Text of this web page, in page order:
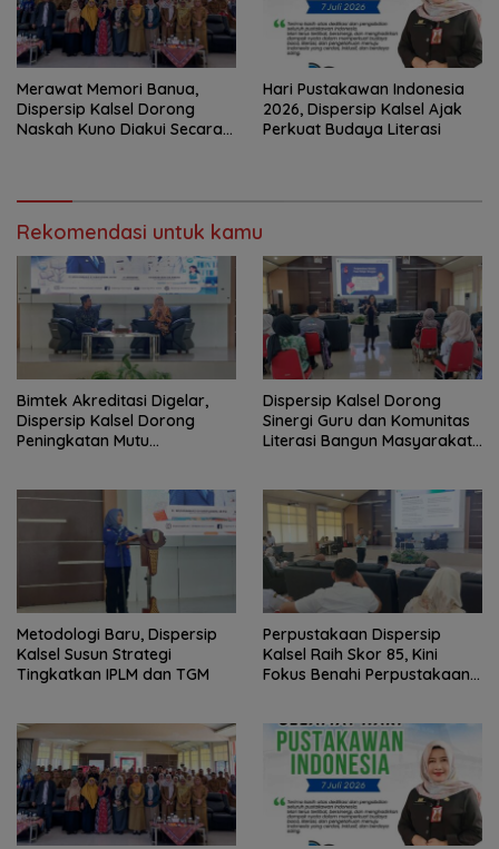
Merawat Memori Banua,
Dispersip Kalsel Dorong
Naskah Kuno Diakui Secara
Hari Pustakawan Indonesia
2026, Dispersip Kalsel Ajak
Perkuat Budaya Literasi
Rekomendasi untuk kamu
Bimtek Akreditasi Digelar,
Dispersip Kalsel Dorong
Peningkatan Mutu
Dispersip Kalsel Dorong
Sinergi Guru dan Komunitas
Literasi Bangun Masyarakat
Metodologi Baru, Dispersip
Kalsel Susun Strategi
Tingkatkan IPLM dan TGM
Perpustakaan Dispersip
Kalsel Raih Skor 85, Kini
Fokus Benahi Perpustakaan